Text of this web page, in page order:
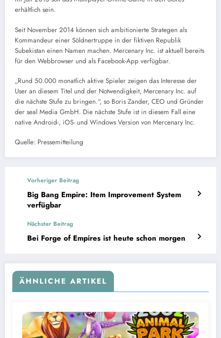
erhältlich sein.
Seit November 2014 können sich ambitionierte Strategen als
Kommandeur einer Söldnertruppe in der fiktiven Republik
Subekistan einen Namen machen. Mercenary Inc. ist aktuell bereits
für den Webbrowser und als Facebook-App verfügbar.
„Rund 50.000 monatlich aktive Spieler zeigen das Interesse der
User an diesem Titel und der Notwendigkeit, Mercenary Inc. auf
die nächste Stufe zu bringen.“, so Boris Zander, CEO und Gründer
der seal Media GmbH. Die nächste Stufe ist in diesem Fall eine
native Android-, iOS- und Windows Version von Mercenary Inc.
Quelle: Pressemitteilung
Vorheriger Beitrag
Big Bang Empire: Item Improvement System
verfügbar
Nächster Beitrag
Bei Forge of Empires ist heute schon morgen
ÄHNLICHE ARTIKEL